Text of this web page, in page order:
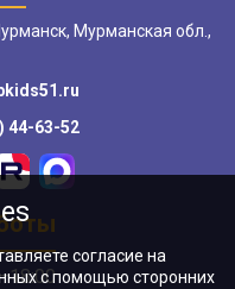
Мурманская обл.,
44-63-52
согласие на
с помощью сторонних